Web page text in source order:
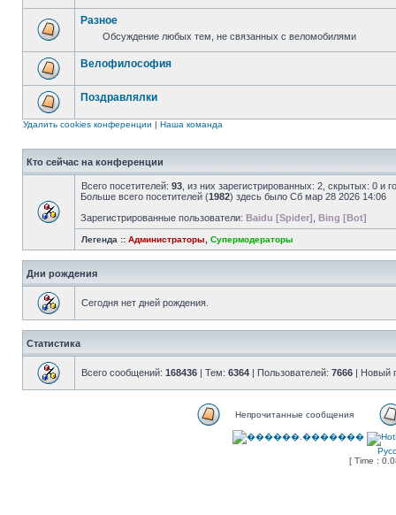
Разное
Обсуждение любых тем, не связанных с веломобилями
Велофилософия
Поздравлялки
Удалить cookies конференции | Наша команда
Кто сейчас на конференции
Всего посетителей: 93 , из них зарегистрированных: 2, скрытых: 0 и
Больше всего посетителей (1982) здесь было Сб мар 28 2026 14:06
Зарегистрированные пользователи: Baidu [Spider] Bing [Bot]
Легенда :: Администраторы Супермодераторы
Дни рождения
Сегодня нет дней рождения.
Статистика
Всего сообщений: 168436 | Тем: 6364 | Пользователей: 7666 | Новый
Непрочитанные сообщения
[ Time :